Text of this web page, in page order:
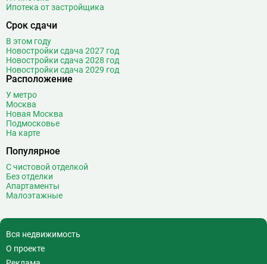
Владыкино
Водный стадион
Волгоградский проспект
Волжская
Волоколамская
Воронцовская
Выставочный центр
Выхино
Г Генерала Тюленева
Говорово
Д Давыдково 14
Деловой центр
Динамо
Ипотека от застройщика
Срок сдачи
В этом году
Новостройки сдача 2027 год
Новостройки сдача 2028 год
Новостройки сдача 2029 год
Расположение
У метро
Москва
Новая Москва
Подмосковье
На карте
Популярное
С чистовой отделкой
Без отделки
Апартаменты
Малоэтажные
Вся недвижимость
О проекте